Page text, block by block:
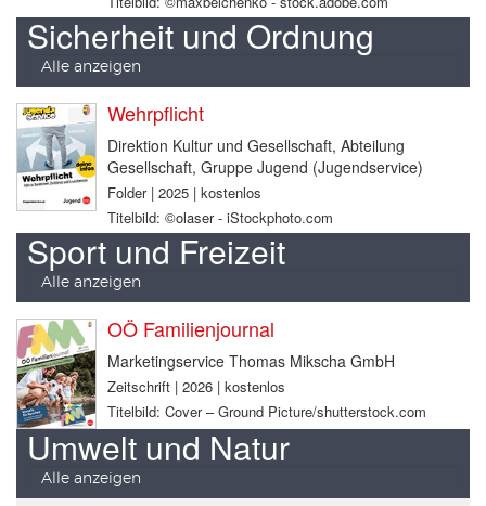
Sicherheit und Ordnung
Alle anzeigen
Wehrpflicht
Direktion Kultur und Gesellschaft, Abteilung
Gesellschaft, Gruppe Jugend (Jugendservice)
Folder | 2025 | kostenlos
Titelbild: ©olaser - iStockphoto.com
Sport und Freizeit
Alle anzeigen
OÖ Familienjournal
Marketingservice Thomas Mikscha GmbH
Zeitschrift | 2026 | kostenlos
Titelbild: Cover – Ground Picture/shutterstock.com
Umwelt und Natur
Alle anzeigen